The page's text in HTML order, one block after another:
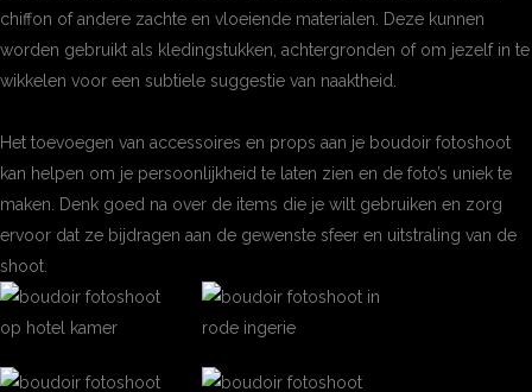
chiffon of andere zachte en vloeiende materialen. Deze kunnen
worden gebruikt als kledingstukken, achtergronden of om jezelf in te
wikkelen voor een subtiele suggestie van naaktheid.
Het toevoegen van accessoires en props aan je boudoir fotoshoot
kan helpen om je persoonlijkheid te laten zien en de foto’s uniek te
maken. Denk goed na over de items die je wilt gebruiken en zorg
ervoor dat ze bijdragen aan de gewenste sfeer en uitstraling van de
shoot.